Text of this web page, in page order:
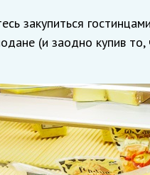
закупиться
(и заодно купив